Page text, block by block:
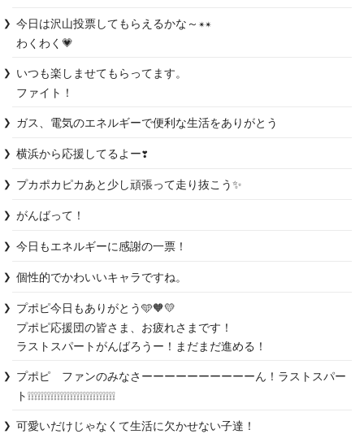
今日は沢山投票してもらえるかな～✴✴
わくわく💗
いつも楽しませてもらってます。
ファイト！
ガス、電気のエネルギーで便利な生活をありがとう
横浜から応援してるよー❣️
プカポカピカあと少し頑張って走り抜こう✨️
がんばって！
今日もエネルギーに感謝の一票！
個性的でかわいいキャラですね。
プポピ今日もありがとう🩵🧡💛
プポピ応援団の皆さま、お疲れさまです！
ラストスパートがんばろうー！まだまだ進める！
プポピ　ファンのみなさーーーーーーーーーーん！ラストスパー
ト❕❕❕❕❕❕❕❕❕❕❕❕❕❕❕❕❕❕❕❕❕❕❕❕❕❕❕
可愛いだけじゃなくて生活に欠かせない子達！